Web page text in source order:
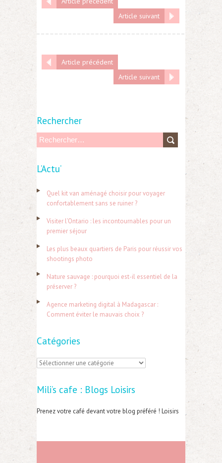
Article suivant
Article précédent
Article suivant
Rechercher
h
r
:
L’Actu’
Quel kit van aménagé choisir pour voyager
confortablement sans se ruiner ?
Visiter l’Ontario : les incontournables pour un
premier séjour
Les plus beaux quartiers de Paris pour réussir vos
shootings photo
Nature sauvage : pourquoi est-il essentiel de la
préserver ?
Agence marketing digital à Madagascar :
Comment éviter le mauvais choix ?
Catégories
C
t
é
o
Mili’s cafe : Blogs Loisirs
Prenez votre café devant votre blog préféré ! Loisirs